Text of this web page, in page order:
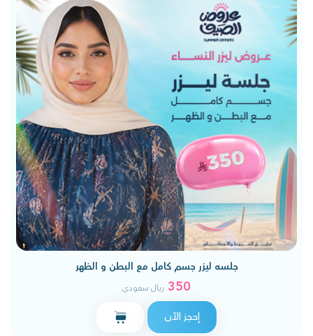
جلسه ليزر جسم كامل مع البطن و الظهر
350 ريال سعودي
إحجز الآن